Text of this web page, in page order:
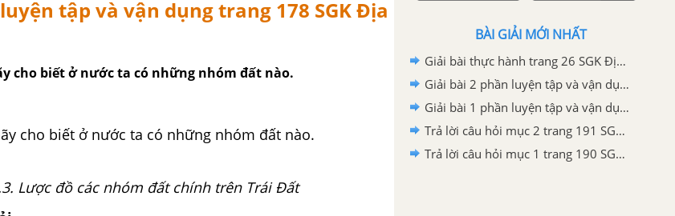
tập và vận dụng trang 178 SGK Địa
cho biết ở nước ta có những nhóm đất nào.
cho biết ở nước ta có những nhóm đất nào.
Lược đồ các nhóm đất chính trên Trái Đất
BÀI GIẢI MỚI NHẤT
Giải bài thực hành trang 26 SGK Địa lí 6 Cánh diều
Giải bài 2 phần luyện tập và vận dụng trang 191 SGK Địa lí 6 Cánh diều
Giải bài 1 phần luyện tập và vận dụng trang 191 SGK Địa lí 6 Cánh diều
Trả lời câu hỏi mục 2 trang 191 SGK Địa lí 6 Cánh diều
Trả lời câu hỏi mục 1 trang 190 SGK Địa lí 6 Cánh diều